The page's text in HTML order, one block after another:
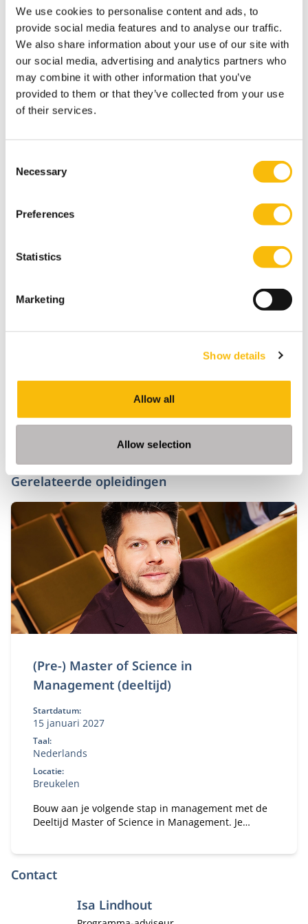
We use cookies to personalise content and ads, to
provide social media features and to analyse our traffic.
We also share information about your use of our site with
our social media, advertising and analytics partners who
may combine it with other information that you’ve
provided to them or that they’ve collected from your use
of their services.
Selection
Necessary
Preferences
Statistics
Marketing
Show details
Allow all
Allow selection
verdiepen. De opleiding combineert academische
kennis met directe toepasbaarheid in de praktijk. Wat
je leert, kun je op maandag direct meenemen naar je
werk.
Daarnaast speelt persoonlijke ontwikkeling een vaste
rol binnen de opleiding. Je werkt niet alleen aan kennis
en vaardigheden, maar ook aan hoe je als professional
Vrijdag 11 september 2026
17:30-18:45 - Diner
Zaterdag 12 september 2026
7:30-9:00 - Ontbijt + Uitchecken
9:00-12:00 - College
12:00-13:00 - Lunch
Gerelateerde opleidingen
(Pre-) Master of Science in
Management (deeltijd)
Startdatum:
15 januari 2027
Taal:
Nederlands
Locatie:
Breukelen
Bouw aan je volgende stap in management met de
Deeltijd Master of Science in Management. Je
leider of ondernemer die richting geeft,
mens, organisatie en maatschappij.
Contact
Isa Lindhout